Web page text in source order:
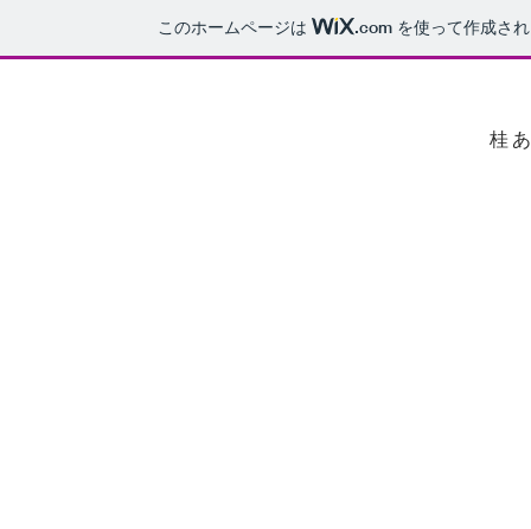
このホームページは .com を使って作成さ
桂